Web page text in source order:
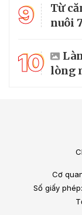
9
Từ
nuôi
10 lòng
Cơ
Số giấy